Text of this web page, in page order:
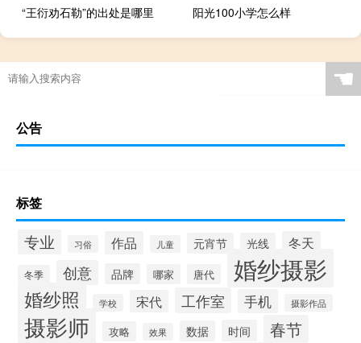
“王衍劝石勒”的出处是哪里
阳光100小学怎么样
☚
公告
标签
专业 习俗 作品 儿童 元宵节 光线 冬天
冬季 创意 品牌 哪家 唐代 婚纱摄影
婚纱照 学校 宋代 工作室 手机 摄影作品
摄影师 攻略 效果 数据 时间 春节